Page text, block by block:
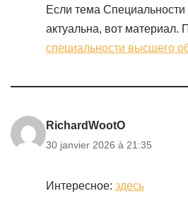
Если тема
актуальна, вот материал.
специальности высшего
RichardWootO
30 janvier 2026 à 21:35
Интересное: здесь